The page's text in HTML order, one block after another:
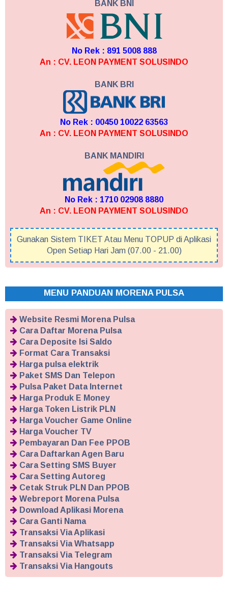
BANK BNI
No Rek : 891 5008 888
An : CV. LEON PAYMENT SOLUSINDO
BANK BRI
No Rek : 00450 10022 63563
An : CV. LEON PAYMENT SOLUSINDO
BANK MANDIRI
No Rek : 1710 02908 8880
An : CV. LEON PAYMENT SOLUSINDO
Gunakan Sistem TIKET Atau Menu TOPUP di Aplikasi
Open Setiap Hari Jam (07.00 - 21.00)
MENU PANDUAN MORENA PULSA
Website Resmi Morena Pulsa
Cara Daftar Morena Pulsa
Cara Deposite Isi Saldo
Format Cara Transaksi
Harga pulsa elektrik
Paket SMS Dan Telepon
Pulsa Paket Data Internet
Harga Produk E Money
Harga Token Listrik PLN
Harga Voucher Game Online
Harga Voucher TV
Pembayaran Dan Fee PPOB
Cara Daftarkan Agen Baru
Cara Setting SMS Buyer
Cara Setting Autoreg
Cetak Struk PLN Dan PPOB
Webreport Morena Pulsa
Download Aplikasi Morena
Cara Ganti Nama
Transaksi Via Aplikasi
Transaksi Via Whatsapp
Transaksi Via Telegram
Transaksi Via Hangouts